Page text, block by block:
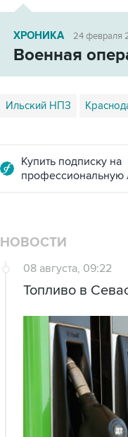
ХРОНИКА 24 февраля
Военная
Ильский НПЗ
Купить подписку на
профессиональную
НОВОСТИ
08 августа, 09:22
Топливо в